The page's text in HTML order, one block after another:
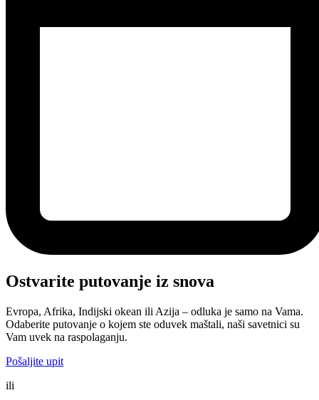
Ostvarite putovanje iz snova
Evropa, Afrika, Indijski okean ili Azija – odluka je samo na Vama.
Odaberite putovanje o kojem ste oduvek maštali, naši savetnici su
Vam uvek na raspolaganju.
Pošaljite upit
ili